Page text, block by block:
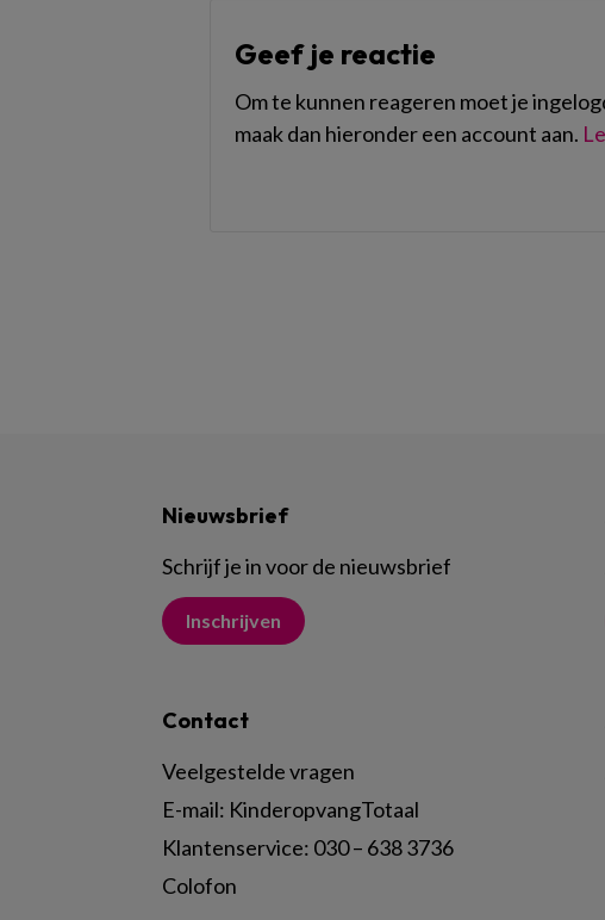
Geef je reactie
Om te kunnen reageren moet je
maak dan hieronder een account aan.
Nieuwsbrief
Schrijf je in voor de nieuwsbrief
Inschrijven
Contact
Veelgestelde vragen
E-mail: KinderopvangTotaal
Klantenservice: 030 – 638 3736
Colofon